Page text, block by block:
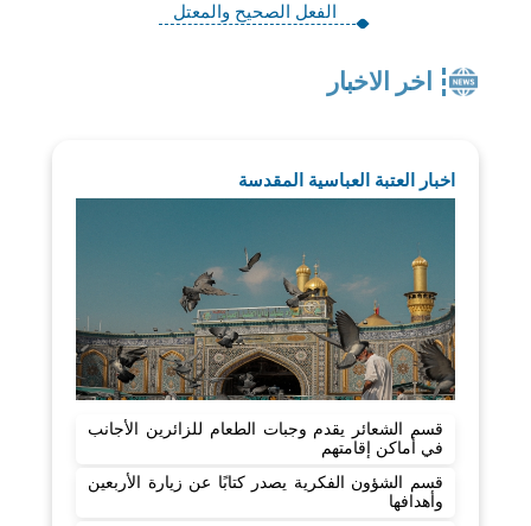
الفعل الصحيح والمعتل
اخر الاخبار
اخبار العتبة العباسية المقدسة
قسم الشعائر يقدم وجبات الطعام للزائرين الأجانب
في أماكن إقامتهم
قسم الشؤون الفكرية يصدر كتابًا عن زيارة الأربعين
وأهدافها